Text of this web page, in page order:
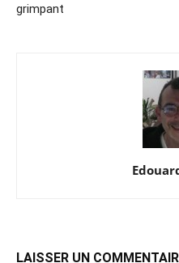
grimpant
LAISSER UN